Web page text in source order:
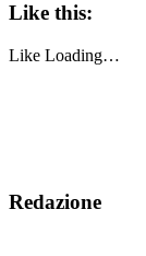
Like this:
Like Loading…
Redazione